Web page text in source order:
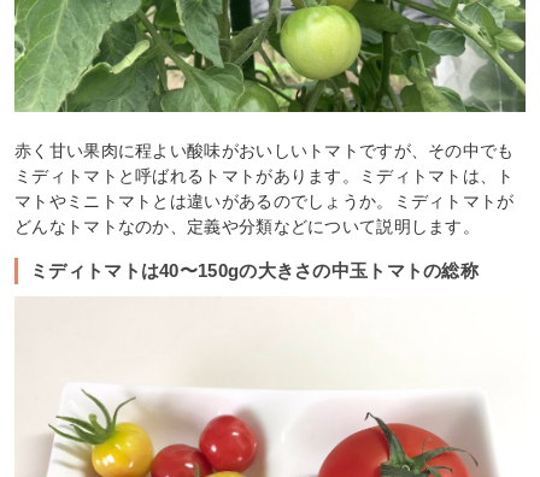
赤く甘い果肉に程よい酸味がおいしいトマトですが、その中でも
ミディトマトと呼ばれるトマトがあります。ミディトマトは、ト
マトやミニトマトとは違いがあるのでしょうか。ミディトマトが
どんなトマトなのか、定義や分類などについて説明します。
ミディトマトは40〜150gの大きさの中玉トマトの総称